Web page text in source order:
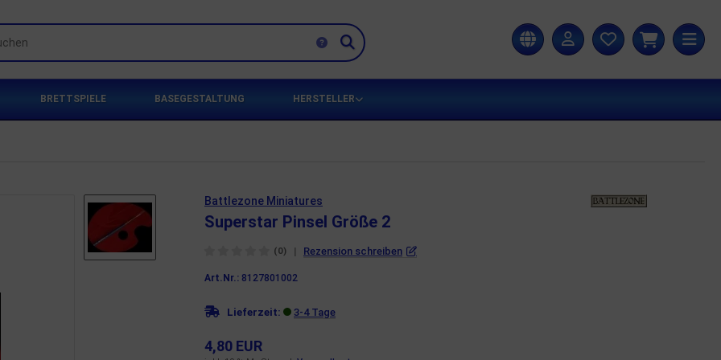
BRETTSPIELE BASEGESTALTUNG HERSTELLER
Battlezone Miniatures
Superstar Pinsel Größe 2
(0) | Rezension schreiben
Art.Nr.: 8127801002
Lieferzeit: 3-4 Tage
4,80 EUR